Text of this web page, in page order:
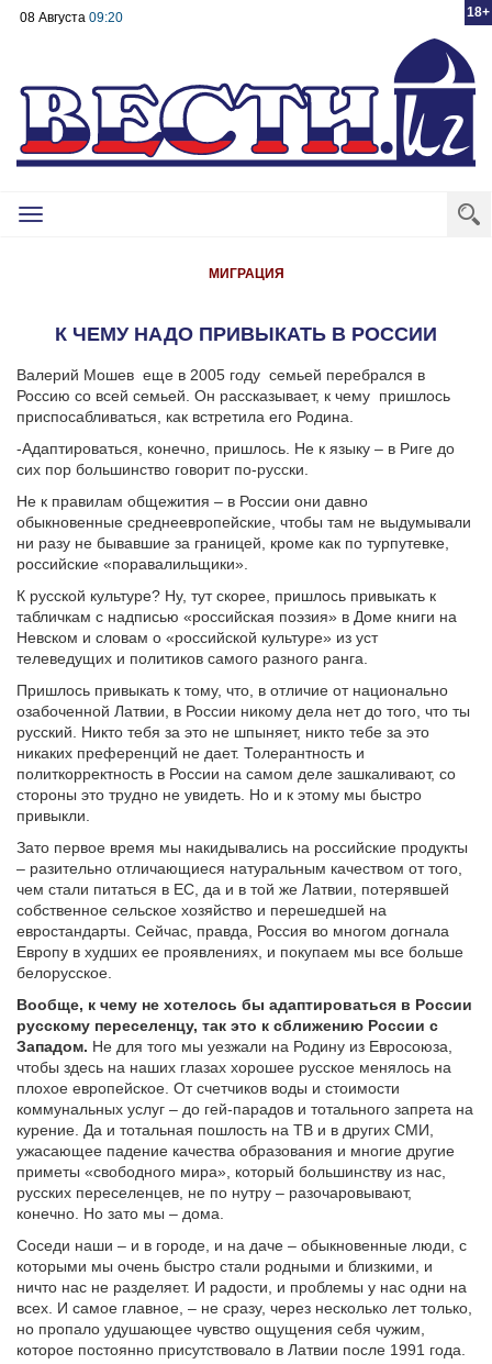
18+
08 Августа 09:20
Toggle
МИГРАЦИЯ
К ЧЕМУ НАДО ПРИВЫКАТЬ В РОССИИ
Валерий Мошев еще в 2005 году семьей перебрался в
Россию со всей семьей. Он рассказывает, к чему пришлось
приспосабливаться, как встретила его Родина.
-Адаптироваться, конечно, пришлось. Не к языку – в Риге до
сих пор большинство говорит по-русски.
Не к правилам общежития – в России они давно
обыкновенные среднеевропейские, чтобы там не выдумывали
ни разу не бывавшие за границей, кроме как по турпутевке,
российские «поравалильщики».
К русской культуре? Ну, тут скорее, пришлось привыкать к
табличкам с надписью «российская поэзия» в Доме книги на
Невском и словам о «российской культуре» из уст
телеведущих и политиков самого разного ранга.
Пришлось привыкать к тому, что, в отличие от национально
озабоченной Латвии, в России никому дела нет до того, что ты
русский. Никто тебя за это не шпыняет, никто тебе за это
никаких преференций не дает. Толерантность и
политкорректность в России на самом деле зашкаливают, со
стороны это трудно не увидеть. Но и к этому мы быстро
привыкли.
Зато первое время мы накидывались на российские продукты
– разительно отличающиеся натуральным качеством от того,
чем стали питаться в ЕС, да и в той же Латвии, потерявшей
собственное сельское хозяйство и перешедшей на
евростандарты. Сейчас, правда, Россия во многом догнала
Европу в худших ее проявлениях, и покупаем мы все больше
белорусское.
Вообще, к чему не хотелось бы адаптироваться в России
русскому переселенцу, так это к сближению России с
Западом. Не для того мы уезжали на Родину из Евросоюза,
чтобы здесь на наших глазах хорошее русское менялось на
плохое европейское. От счетчиков воды и стоимости
коммунальных услуг – до гей-парадов и тотального запрета на
курение. Да и тотальная пошлость на ТВ и в других СМИ,
ужасающее падение качества образования и многие другие
приметы «свободного мира», который большинству из нас,
русских переселенцев, не по нутру – разочаровывают,
конечно. Но зато мы – дома.
Соседи наши – и в городе, и на даче – обыкновенные люди, с
которыми мы очень быстро стали родными и близкими, и
ничто нас не разделяет. И радости, и проблемы у нас одни на
всех. И самое главное, – не сразу, через несколько лет только,
но пропало удушающее чувство ощущения себя чужим,
которое постоянно присутствовало в Латвии после 1991 года.